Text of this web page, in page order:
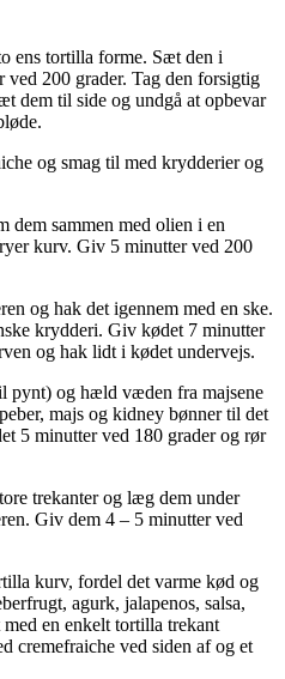
ens tortilla forme. Sæt den i
200 grader. Tag den forsigtig
dem til side og undgå at opbevar
og smag til med krydderier og
sammen med olien i en
kurv. Giv 5 minutter ved 200
og hak det igennem med en ske.
krydderi. Giv kødet 7 minutter
og hak lidt i kødet undervejs.
pynt) og hæld væden fra majsene
majs og kidney bønner til det
5 minutter ved 180 grader og rør
trekanter og læg dem under
Giv dem 4 – 5 minutter ved
kurv, fordel det varme kød og
agurk, jalapenos, salsa,
en enkelt tortilla trekant
cremefraiche ved siden af og et